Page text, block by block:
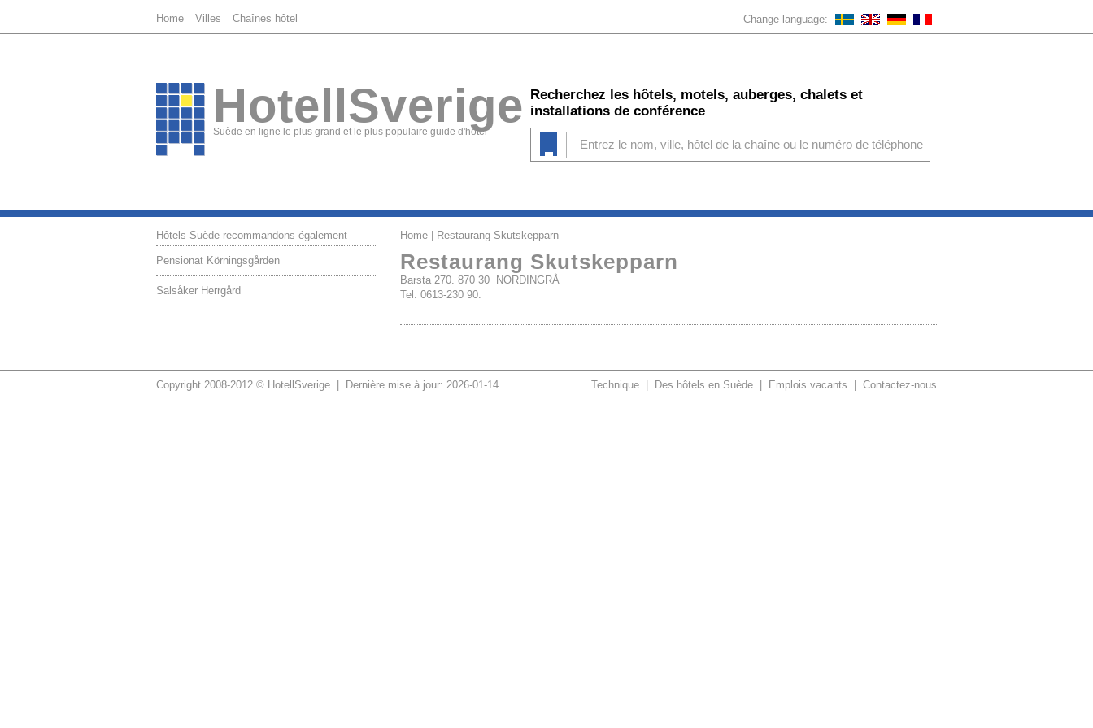
Home Villes Chaînes hôtel Change language:
HotellSverige
Suède en ligne le plus grand et le plus populaire guide d'hôtel
Recherchez les hôtels, motels, auberges, chalets et
installations de conférence
Hôtels Suède recommandons également
Pensionat Körningsgården
Salsåker Herrgård
Home | Restaurang Skutskepparn
Restaurang Skutskepparn
Barsta 270. 870 30 NORDINGRÅ
Tel: 0613-230 90.
Copyright 2008-2012 © HotellSverige | Dernière mise à jour: 2026-01-14 Technique Des hôtels en Suède Emplois vacants Contactez-nous